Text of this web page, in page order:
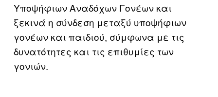
Υποψήφιων Αναδόχων Γονέων και
ξεκινά η σύνδεση μεταξύ υποψήφιων
γονέων και παιδιού, σύμφωνα με τις
δυνατότητες και τις επιθυμίες των
γονιών.